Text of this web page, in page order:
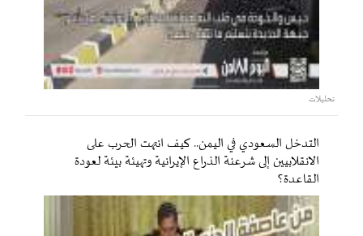
تحليلات
التدخل السعودي في اليمن.. كيف انتهت الحرب على
الانقلابيين إلى شرعنة الذراع الإيرانية وتهيئة بيئة لعودة
القاعدة؟